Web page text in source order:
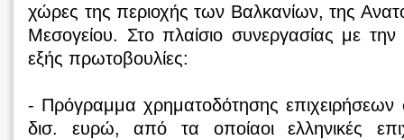
χώρες της περιοχής των Βαλκανίων, της
Μεσογείου. Στο πλαίσιο συνεργασίας με την
εξής πρωτοβουλίες:
- Πρόγραμμα χρηματοδότησης
δισ. ευρώ, από τα οποίαοι ελληνικές